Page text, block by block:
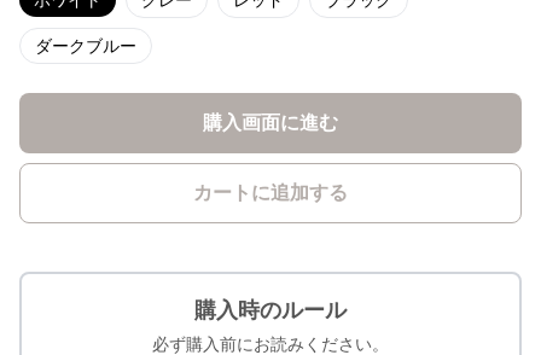
ダークブルー
購入画面に進む
カートに追加する
購入時のルール
必ず購入前にお読みください。